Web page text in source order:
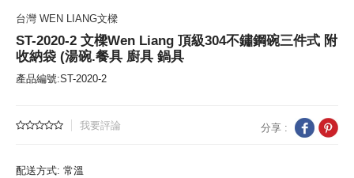
台灣 WEN LIANG文樑
ST-2020-2 文樑Wen Liang 頂級304不鏽鋼碗三件式 附
收納袋 (湯碗.餐具 廚具 鍋具
產品編號:ST-2020-2
我要評論 分享 :
配送方式: 常溫